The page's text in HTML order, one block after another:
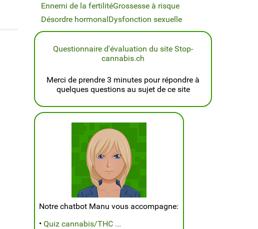
Ennemi de la fertilitéGrossesse à risque
Désordre hormonalDysfonction sexuelle
Questionnaire d'évaluation du site Stop-
cannabis.ch
Merci de prendre 3 minutes pour répondre à
quelques questions au sujet de ce site
Notre chatbot Manu vous accompagne:
• Quiz cannabis/THC ...